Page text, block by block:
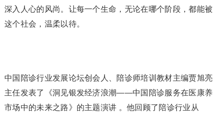
深入人心的风尚。让每一个生命，无论在哪个阶段，都能被
这个社会，温柔以待。
中国陪诊行业发展论坛创会人、陪诊师培训教材主编贾旭亮
主任发表了《洞见银发经济浪潮——中国陪诊服务在医康养
市场中的未来之路》的主题演讲 。他回顾了陪诊行业从